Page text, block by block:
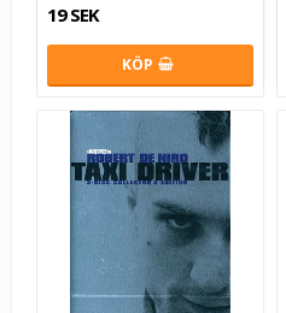
19 SEK
KÖP